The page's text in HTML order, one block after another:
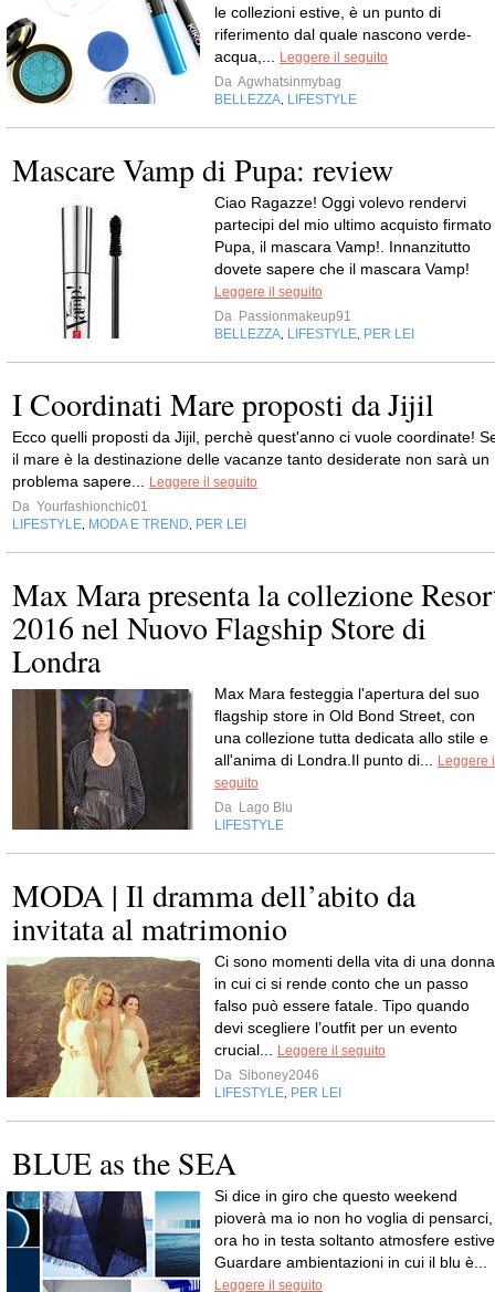
le collezioni estive, è un punto di
riferimento dal quale nascono verde-
acqua,...
Leggere il seguito
Da Agwhatsinmybag
BELLEZZA LIFESTYLE
Mascare Vamp di Pupa: review
Ciao Ragazze! Oggi volevo rendervi
partecipi del mio ultimo acquisto firmato
Pupa, il mascara Vamp!. Innanzitutto
dovete sapere che il mascara Vamp!
Leggere il seguito
Da Passionmakeup91
BELLEZZA LIFESTYLE PER LEI
I Coordinati Mare proposti da Jijil
Ecco quelli proposti da Jijil, perchè quest'anno ci vuole coordinate!
il mare è la destinazione delle vacanze tanto desiderate non sarà un
problema sapere...
Leggere il seguito
Da Yourfashionchic01
LIFESTYLE MODA E TREND PER LEI
Max Mara presenta la collezione
2016 nel Nuovo Flagship Store‏ di
Londra
Max Mara festeggia l'apertura del suo
flagship store in Old Bond Street, con
una collezione tutta dedicata allo stile e
all'anima di Londra.Il punto di...
Leggere
seguito
Da Lago Blu
LIFESTYLE
MODA | Il dramma dell’abito da
invitata al matrimonio
Ci sono momenti della vita di una donna
in cui ci si rende conto che un passo
falso può essere fatale. Tipo quando
devi scegliere l’outfit per un evento
crucial...
Leggere il seguito
Da Siboney2046
LIFESTYLE PER LEI
BLUE as the SEA
Si dice in giro che questo weekend
pioverà ma io non ho voglia di pensarci,
ora ho in testa soltanto atmosfere
Guardare ambientazioni in cui il blu è...
Leggere il seguito